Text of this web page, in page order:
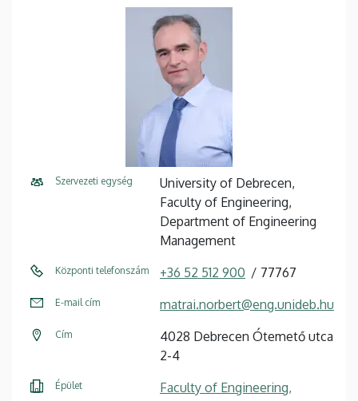
Szervezeti egység
University of Debrecen,
Faculty of Engineering,
Department of Engineering
Management
Központi telefonszám +36 52 512 900 77767
E-mail cím matrai.norbert@eng.unideb.hu
Cím
4028 Debrecen Ótemető utca
2-4
Épület
Faculty of Engineering,